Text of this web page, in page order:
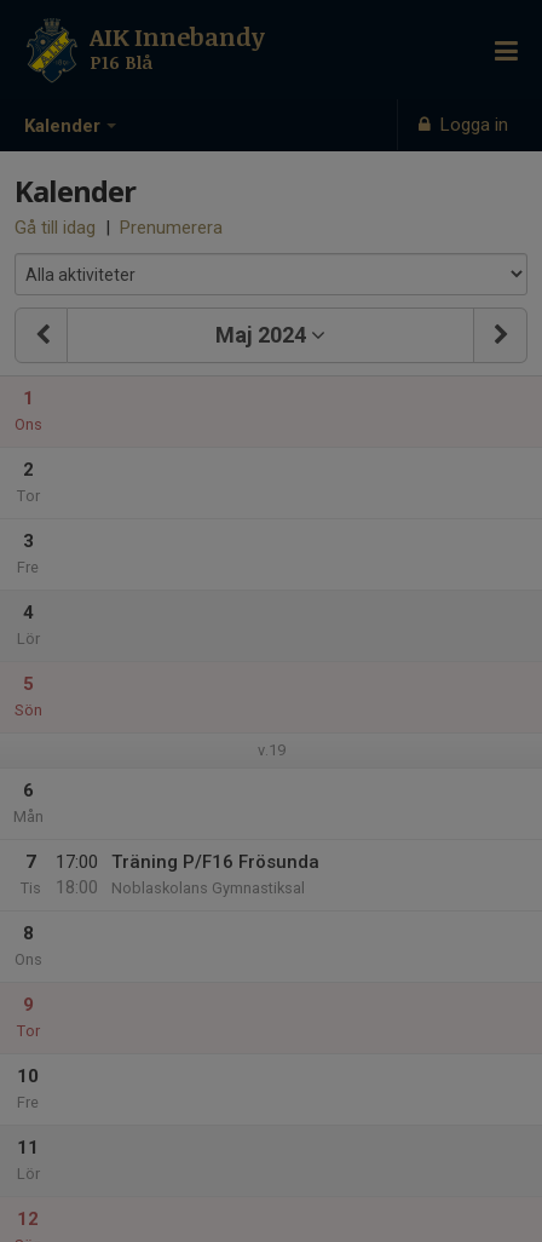
Kalender Logga in
AIK Innebandy
P16 Blå
Kalender
Gå till idag | Prenumerera
Maj 2024
1
Ons
2
Tor
3
Fre
4
Lör
5
Sön
v.19
6
Mån
7
Tis
17:00
18:00
Träning P/F16 Frösunda
Noblaskolans Gymnastiksal
8
Ons
9
Tor
10
Fre
11
Lör
12